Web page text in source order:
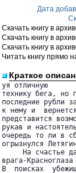
Дата
Скачать книгу в
Скачать книгу в
Скачать книгу в
Читать книгу прямо
Краткое
уя отличную
технику бега, но
последние рубли
к нему и
представится
рукав и
очередь то ли в
огрызнулся
На счастье
врага-
В  поисках